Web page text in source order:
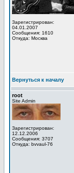
Зарегистрирован:
04.01.2007
Сообщения: 1610
Откуда: Москва
Вернуться к началу
root
Site Admin
Зарегистрирован:
12.12.2006
Сообщения: 3707
Откуда: bvvaul-76